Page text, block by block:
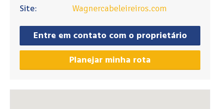
Site: Wagnercabeleireiros.com
Entre em contato com o proprietário
Planejar minha rota